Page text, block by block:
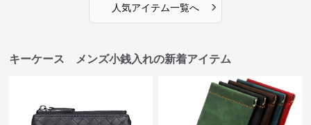
人気アイテム一覧へ ›
キーケース メンズ小銭入れの新着アイテム